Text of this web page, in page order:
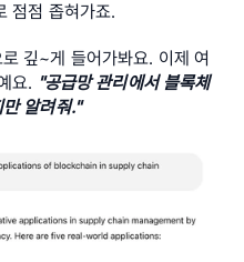
점점 좁혀가죠.
깊~게 들어가봐요. 이제 여
요. "공급망 관리에서 블록체
알려줘."